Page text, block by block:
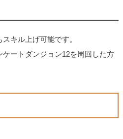
キル上げ可能です。
ートダンジョン12を周回した方